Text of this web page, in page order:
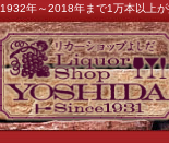
1932年～2018年まで1万本以上